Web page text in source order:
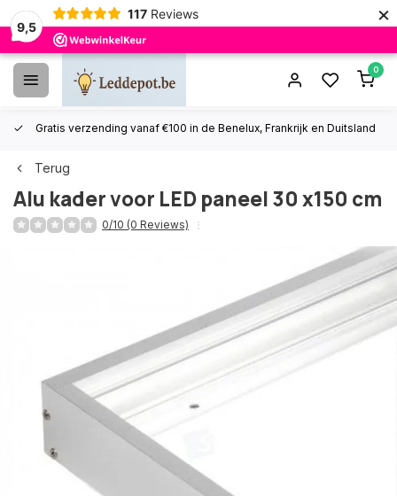
9,5
117 Reviews ×
0
Gratis verzending vanaf €100 in de Benelux, Frankrijk en Duitsland
Terug
Alu kader voor LED paneel 30 x150 cm
0/10 (0 Reviews)